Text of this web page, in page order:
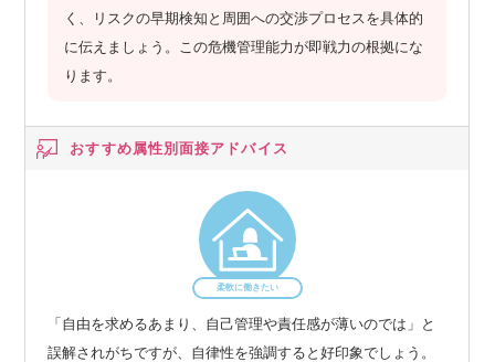
く、リスクの早期検知と周囲への交渉プロセスを具体的
に伝えましょう。この危機管理能力が即戦力の根拠にな
ります。
おすすめ属性別面接アドバイス
柔軟に働きたい
「自由を求めるあまり、自己管理や責任感が薄いのでは」と
誤解されがちですが、自律性を強調すると好印象でしょう。